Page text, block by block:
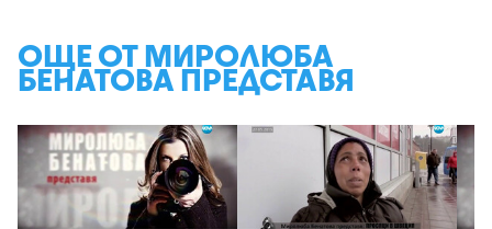
ОЩЕ ОТ МИРОЛЮБА
БЕНАТОВА ПРЕДСТАВЯ